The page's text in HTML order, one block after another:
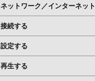
ネットワーク／インターネット
接続する
設定する
再生する